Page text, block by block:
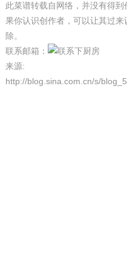
此菜谱转载自网络，并没有得到
果你认识创作者，可以让其过来
除。
联系邮箱：
来源:
http://blog.sina.com.cn/s/